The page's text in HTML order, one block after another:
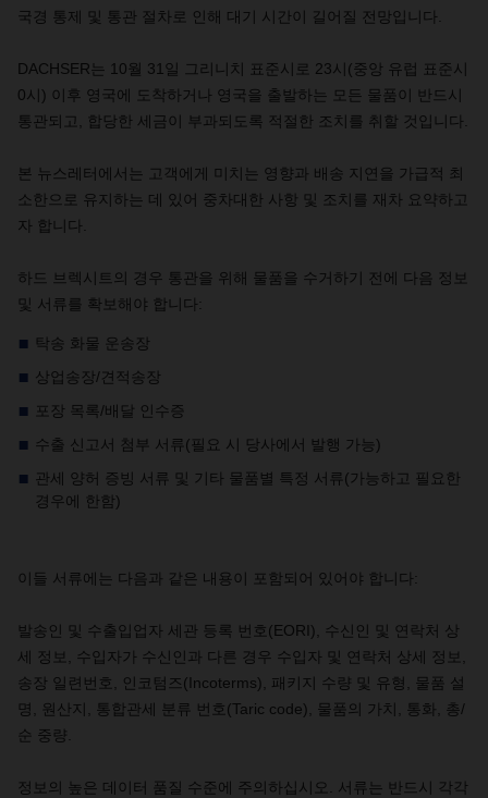
국경 통제 및 통관 절차로 인해 대기 시간이 길어질 전망입니다
DACHSER는 10월 31 일 그리니치 표준시로 23시 (중앙 유럽 표준시
0시 ) 이후 영국에 도착하거나 영국을 출발하는 모든 물품이
반드시
통관되고
합당한 세금이 부과되도록 적절한 조치를 취할 것입니다
본 뉴스레터에서는 고객에게 미치는 영향과 배송 지연을 가급적 최
소한으로 유지하는 데 있어 중차대한 사항 및 조치를 재차 요약하고
자 합니다
하드 브렉시트의 경우 통관을 위해 물품을 수거하기 전에 다음 정보
및 서류를 확보해야 합니다:
탁송 화물 운송장
상업송장/견적송장
포장 목록/배달
인수증
수출 신고서 첨부 서류 ( 필요 시 당사에서 발행 가능 )
관세
양허 증빙 서류 및 기타 물품별 특정 서류 (가능하고 필요한
경우에
한함)
이들 서류에는 다음과 같은 내용이 포함되어 있어야 합니다:
발송인 및 수출입업자 세관 등록 번호(EORI), 수신인 및 연락처 상
세
정보 수입자가 수신인과 다른 경우 수입자 및 연락처 상세 정보
송장 일련번호 인코텀즈(Incoterms), 패키지 수량 및 유형 물품 설
명
원산지 통합관세 분류 번호(Taric code), 물품의 가치 통화 총/
순 중량
정보의 높은 데이터 품질 수준에 주의하십시오. 서류는 반드시 각각